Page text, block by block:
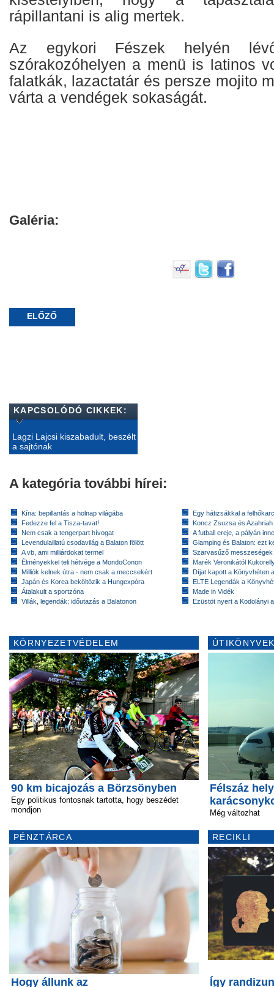
rápillantani is alig mertek.
Az egykori Fészek helyén
szórakozóhelyen a menü is latinos
falatkák, lazactatár és persze mojito
várta a vendégek sokaságát.
Galéria:
ELŐZŐ
KAPCSOLÓDÓ CIKKEK:
Lagzi Lajcsi kiszabadult, beszélt
a sajtónak
A kategória további hírei:
Kína: bepillantás a holnap világába
Fedezze fel a Tisza-tavat!
Nem csak a tengerpart hívogat
Levendulaillatú csodavilág a Balaton fölött
A vb, ami milliárdokat termel
Élményekkel teli hétvége a MondoConon
Milliók kelnek útra - nem csak a meccsekért
Japán és Korea beköltözik a Hungexpóra
Átalakult a sportzóna
Villák, legendák: időutazás a Balatonon
Egy hátizsákkal a
Koncz Zsuzsa és
A futball ereje, a pályán
Glamping és Balaton: ezt
Szarvasűző messzeségek
Marék Veronikától
Díjat kapott a Könyvhéten
ELTE Legendák a
Made in Vidék
Ezüstöt nyert a Kodolányi
KÖRNYEZETVÉDELEM
90 km bicajozás a Börzsönyben
Egy politikus fontosnak tartotta, hogy beszédet
mondjon
PÉNZTÁRCA
Hogy állunk az
Félszáz
Még változhat
RECIKLI
Így